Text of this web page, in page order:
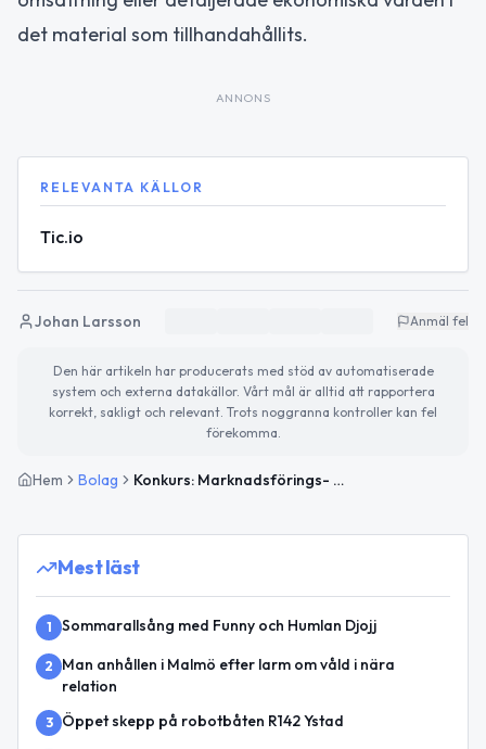
det material som tillhandahållits.
ANNONS
RELEVANTA KÄLLOR
Tic.io
Johan Larsson Anmäl fel
Den här artikeln har producerats med stöd av automatiserade
system och externa datakällor. Vårt mål är alltid att rapportera
korrekt, sakligt och relevant. Trots noggranna kontroller kan fel
förekomma.
Hem Bolag Konkurs: Marknadsförings- och webbutvecklingsbolag i Malmö
Mest läst
1 Sommarallsång med Funny och Humlan Djojj
2
Man anhållen i Malmö efter larm om våld i nära
relation
3 Öppet skepp på robotbåten R142 Ystad